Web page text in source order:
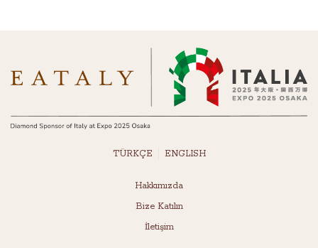
TÜRKÇE ENGLISH
Hakkımızda
Bize Katılın
İletişim